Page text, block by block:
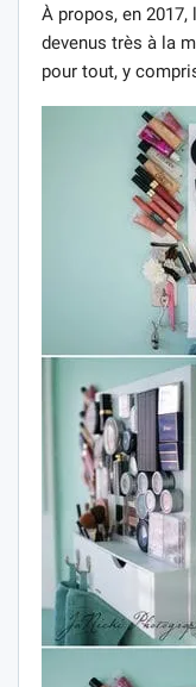
À propos, en
devenus très à la
pour tout, y